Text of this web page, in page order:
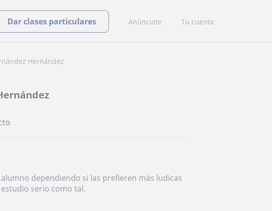
Anúnciate Tu cuenta
Dar clases particulares
Hernández
dependiendo si las prefieren más ludicas
serio como tal.